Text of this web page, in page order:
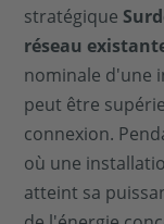
stratégique
réseau
nominale d'une
peut être
connexion.
où une
atteint sa